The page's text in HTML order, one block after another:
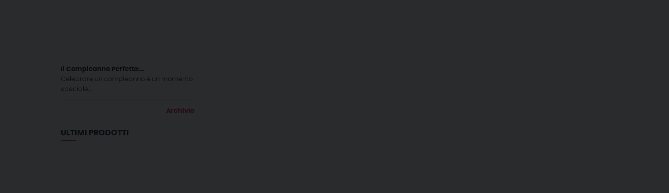
Il Compleanno Perfetto:...
Celebrare un compleanno è un momento
speciale,...
Archivio
ULTIMI PRODOTTI